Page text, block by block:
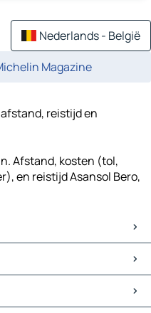
Nederlands - België
Magazine
reistijd en
Afstand, kosten (tol,
en reistijd Asansol Bero,